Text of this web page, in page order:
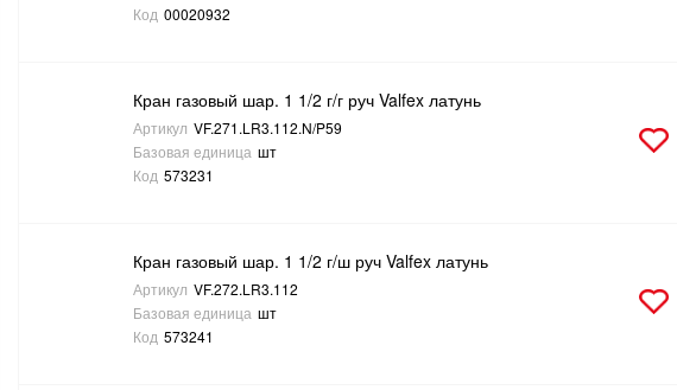
Код 00020932
Кран газовый шар. 1 1/2 г/г руч Valfex латунь
Артикул VF.271.LR3.112.N/P59
Базовая единица шт
Код 573231
Кран газовый шар. 1 1/2 г/ш руч Valfex латунь
Артикул VF.272.LR3.112
Базовая единица шт
Код 573241